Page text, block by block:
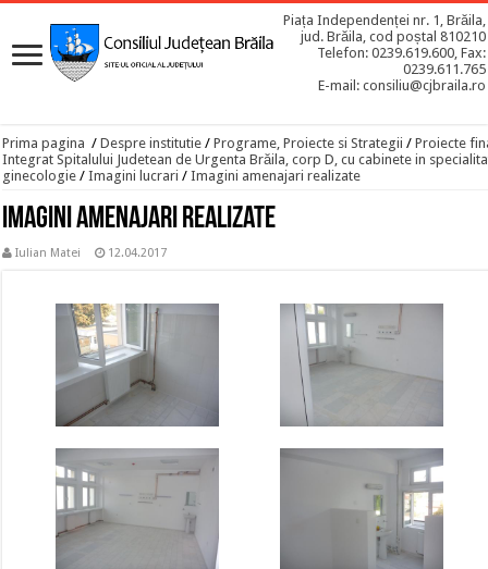
Piața Independenței nr. 1, Brăila,
jud. Brăila, cod poștal 810210
Telefon: 0239.619.600, Fax:
0239.611.765
E-mail: consiliu@cjbraila.ro
Prima pagina / Despre institutie / Programe, Proiecte si Strategii / Proiecte
Integrat Spitalului Judetean de Urgenta Brăila, corp D, cu cabinete in
ginecologie / Imagini lucrari / Imagini amenajari realizate
Imagini amenajari realizate
Iulian Matei 12.04.2017